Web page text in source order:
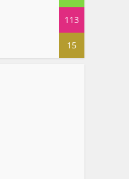
113
15